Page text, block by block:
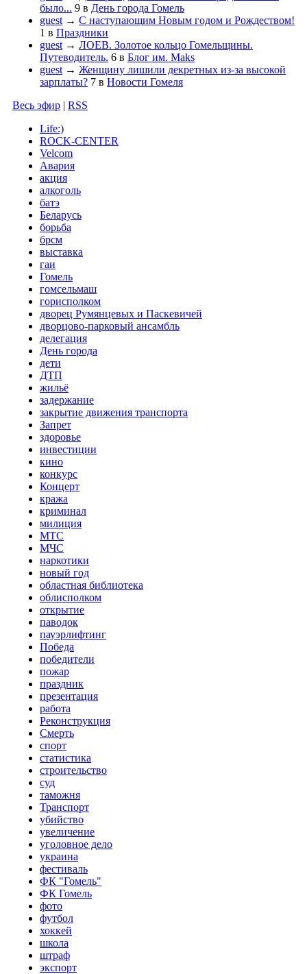
было... 9 в День города Гомель
guest → С наступающим Новым годом и Рождеством!
1 в Праздники
guest → ЛОЕВ. Золотое кольцо Гомельщины.
Путеводитель. 6 в Блог им. Maks
guest → Женщину лишили декретных из-за высокой
зарплаты? 7 в Новости Гомеля
Весь эфир | RSS
Life:)
ROCK-CENTER
Velcom
Авария
акция
алкоголь
батэ
Беларусь
борьба
брсм
выставка
гаи
Гомель
гомсельмаш
горисполком
дворец Румянцевых и Паскевичей
дворцово-парковый ансамбль
делегация
День города
дети
ДТП
жильё
задержание
закрытие движения транспорта
Запрет
здоровье
инвестиции
кино
конкурс
Концерт
кража
криминал
милиция
МТС
МЧС
наркотики
новый год
областная библиотека
облисполком
открытие
паводок
пауэрлифтинг
Победа
победители
пожар
праздник
презентация
работа
Реконструкция
Смерть
спорт
статистика
строительство
суд
таможня
Транспорт
убийство
увеличение
уголовное дело
украина
фестиваль
ФК "Гомель"
ФК Гомель
фото
футбол
хоккей
школа
штраф
экспорт